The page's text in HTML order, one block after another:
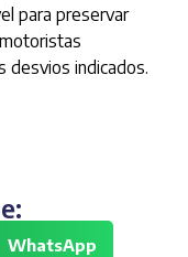
para preservar
desvios indicados.
WhatsApp